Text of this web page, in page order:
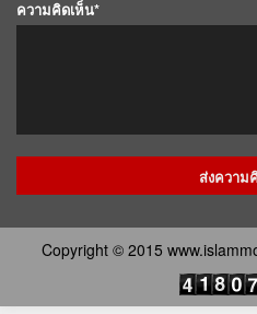
ความคิดเห็น*
Copyright © 2015